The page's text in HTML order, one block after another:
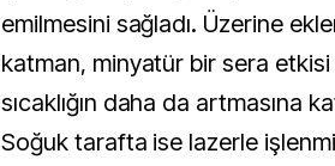
emilmesini sağladı. Üzerine
katman, minyatür bir sera
sıcaklığın daha da artmasına
Soğuk tarafta ise lazerle